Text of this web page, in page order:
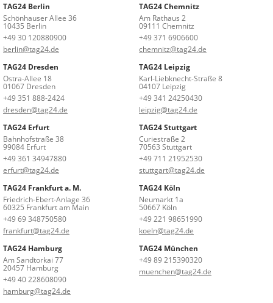
TAG24 Berlin
Schönhauser Allee 36
10435 Berlin
+49 30 120880900
berlin@tag24.de
TAG24 Chemnitz
Am Rathaus 2
09111 Chemnitz
+49 371 6906600
chemnitz@tag24.de
TAG24 Dresden
Ostra-Allee 18
01067 Dresden
+49 351 888-2424
dresden@tag24.de
TAG24 Leipzig
Karl-Liebknecht-Straße 8
04107 Leipzig
+49 341 24250430
leipzig@tag24.de
TAG24 Erfurt
Bahnhofstraße 38
99084 Erfurt
+49 361 34947880
erfurt@tag24.de
TAG24 Stuttgart
Curiestraße 2
70563 Stuttgart
+49 711 21952530
stuttgart@tag24.de
TAG24 Frankfurt a. M.
Friedrich-Ebert-Anlage 36
60325 Frankfurt am Main
+49 69 348750580
frankfurt@tag24.de
TAG24 Köln
Neumarkt 1a
50667 Köln
+49 221 98651990
koeln@tag24.de
TAG24 Hamburg
Am Sandtorkai 77
20457 Hamburg
+49 40 228608090
hamburg@tag24.de
TAG24 München
+49 89 215390320
muenchen@tag24.de